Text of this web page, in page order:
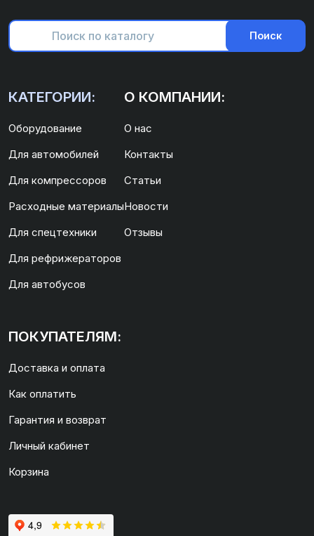
Поиск
КАТЕГОРИИ:
Оборудование
Для автомобилей
Для компрессоров
Расходные материалы
Для спецтехники
Для рефрижераторов
Для автобусов
О КОМПАНИИ:
О нас
Контакты
Статьи
Новости
Отзывы
ПОКУПАТЕЛЯМ:
Доставка и оплата
Как оплатить
Гарантия и возврат
Личный кабинет
Корзина